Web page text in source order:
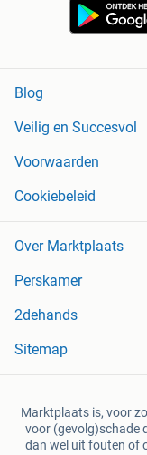
Blog
Veilig en Succesvol
Voorwaarden
Cookiebeleid
Over Marktplaats
Perskamer
2dehands
Sitemap
Marktplaats is, voor
voor (gevolg)schade
dan wel uit fouten of